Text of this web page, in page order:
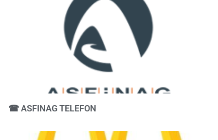
☎ ASFINAG TELEFON